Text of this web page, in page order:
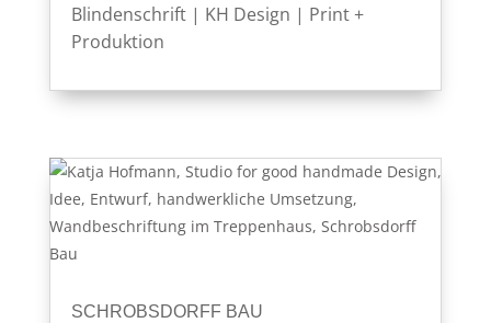
Blindenschrift| KH Design | Print +
Produktion
SCHROBSDORFF BAU